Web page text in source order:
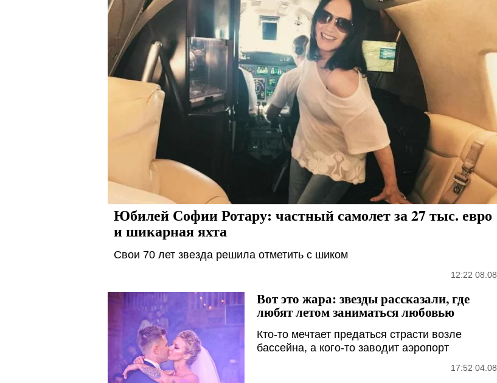
Юбилей Софии Ротару: частный самолет за 27 тыс. евро
и шикарная яхта
Свои 70 лет звезда решила отметить с шиком
12:22 08.08
Вот это жара: звезды рассказали, где
любят летом заниматься любовью
Кто-то мечтает предаться страсти возле
бассейна, а кого-то заводит аэропорт
17:52 04.08